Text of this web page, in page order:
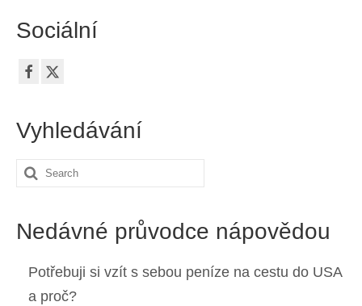
Sociální
Vyhledávání
Search
Nedávné průvodce nápovědou
Potřebuji si vzít s sebou peníze na cestu do USA
a proč?